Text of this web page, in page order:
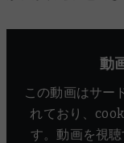
動
この動画はサー
れており、
す。動画を視